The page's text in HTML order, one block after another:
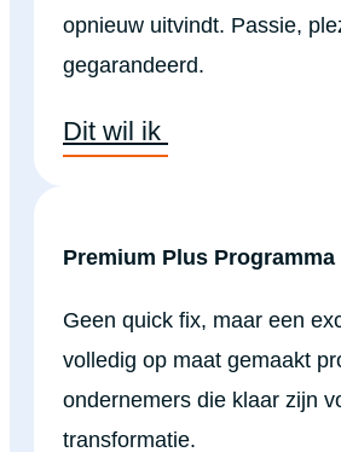
opnieuw uitvindt. Passie,
gegarandeerd.
Dit wil ik
Premium Plus Programma
Geen quick fix, maar een
volledig op maat gemaakt
ondernemers die klaar zijn
transformatie.